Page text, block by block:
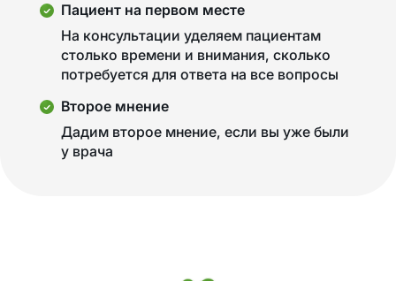
Пациент на первом месте
На консультации уделяем пациентам
столько времени и внимания, сколько
потребуется для ответа на все вопросы
Второе мнение
Дадим второе мнение, если вы уже были
у врача